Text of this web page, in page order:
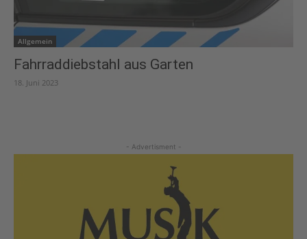
Allgemein
Fahrraddiebstahl aus Garten
18. Juni 2023
- Advertisment -